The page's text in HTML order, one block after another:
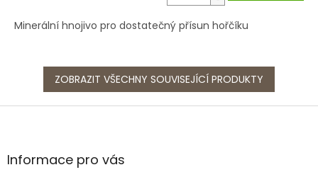
Minerální hnojivo pro dostatečný přísun hořčíku
ZOBRAZIT VŠECHNY SOUVISEJÍCÍ PRODUKTY
Z
aInformace pro vás